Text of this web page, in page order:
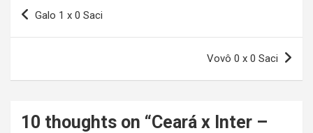
Navegação
Galo 1 x 0 Saci
Vovô 0 x 0 Saci
10 thoughts on “Ceará x Inter –